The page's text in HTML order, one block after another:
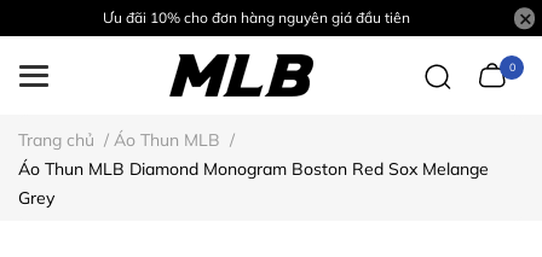
Ưu đãi 10% cho đơn hàng nguyên giá đầu tiên
0
Trang chủ / Áo Thun MLB /
Áo Thun MLB Diamond Monogram Boston Red Sox Melange
Grey